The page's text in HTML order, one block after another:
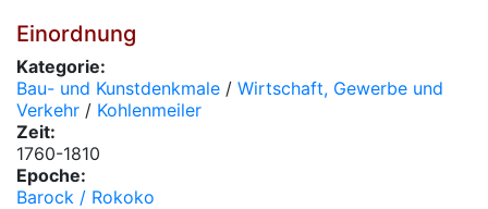
Einordnung
Kategorie:
Bau- und Kunstdenkmale / Wirtschaft, Gewerbe und
Verkehr / Kohlenmeiler
Zeit:
1760-1810
Epoche:
Barock / Rokoko